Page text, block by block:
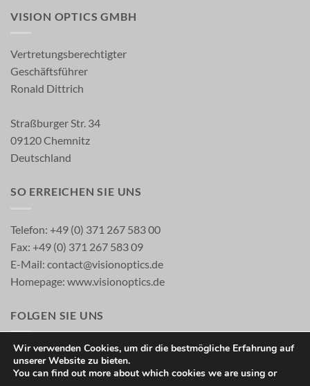
VISION OPTICS GMBH
Vertretungsberechtigter
Geschäftsführer
Ronald Dittrich
Straßburger Str. 34
09120 Chemnitz
Deutschland
SO ERREICHEN SIE UNS
Telefon: +49 (0) 371 267 583 00
Fax: +49 (0) 371 267 583 09
E-Mail: contact@visionoptics.de
Homepage: www.visionoptics.de
FOLGEN SIE UNS
Wir verwenden Cookies, um dir die bestmögliche Erfahrung auf
unserer Website zu bieten.
You can find out more about which cookies we are using or